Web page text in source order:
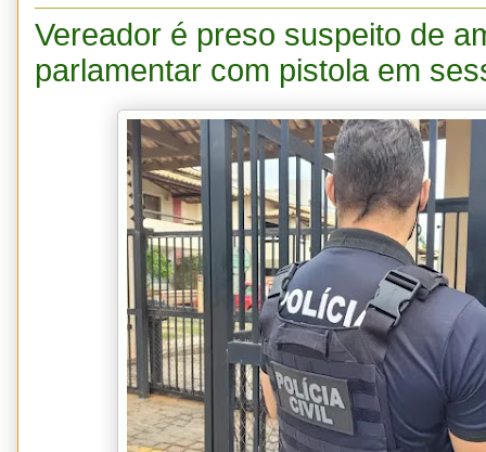
Vereador é preso suspeito de
parlamentar com pistola em